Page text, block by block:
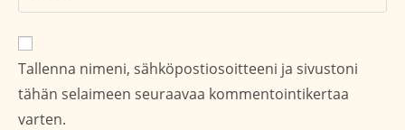
sivustosi
verkko-
osoite/URL
(valinnainen)
Tallenna nimeni, sähköpostiosoitteeni ja sivustoni
tähän selaimeen seuraavaa kommentointikertaa
varten.